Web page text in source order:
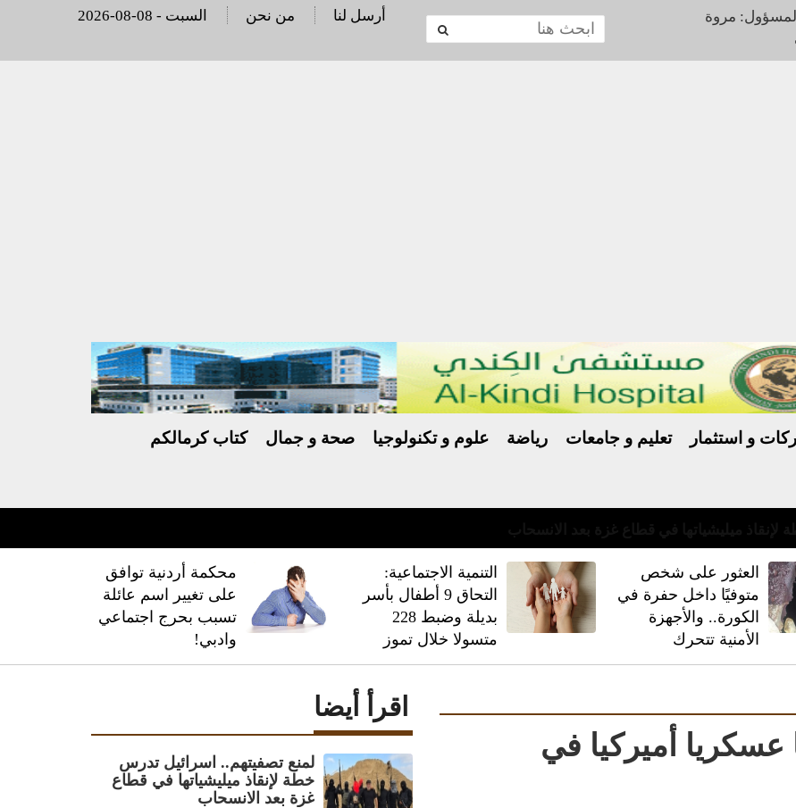
مروة
2026-08-08 - السبت من نحن أرسل لنا
و استثمار تعليم و جامعات رياضة علوم و تكنولوجيا صحة و جمال كتاب كرمالكم
العثور على شخص
متوفيًا داخل حفرة في
الكورة.. والأجهزة
الأمنية تتحرك
‏التنمية الاجتماعية:
التحاق 9 أطفال بأسر
بديلة وضبط 228
متسولا خلال تموز
محكمة أردنية توافق
على تغيير اسم عائلة
تسبب بحرج اجتماعي
وادبي!
85 موقعا عسكريا أميركيا في
اقرأ أيضا
لمنع تصفيتهم.. اسرائيل تدرس
خطة لإنقاذ ميليشياتها في قطاع
غزة بعد الانسحاب